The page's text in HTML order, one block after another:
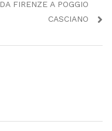
Next
DA FIRENZE A POGGIO
CASCIANO